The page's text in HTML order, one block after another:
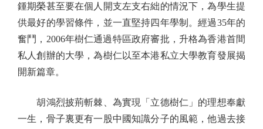
鍾期榮甚至要在個人開支左支右絀的情況下，為學生提
供最好的學習條件，並一直堅持四年學制。經過35年的
奮鬥，2006年樹仁通過特區政府審批，升格為香港首間
私人創辦的大學，為樹仁以至本港私立大學教育發展揭
開新篇章。
胡鴻烈披荊斬棘、為實現「立德樹仁」的理想奉獻
一生，骨子裏更有一股中國知識分子的風範，他過去接